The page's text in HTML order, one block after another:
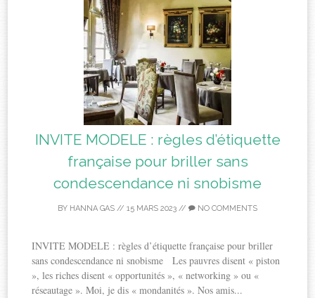
INVITE MODELE : règles d’étiquette
française pour briller sans
condescendance ni snobisme
BY HANNA GAS // 15 MARS 2023 // NO COMMENTS
INVITE MODELE : règles d’étiquette française pour briller
sans condescendance ni snobisme Les pauvres disent « piston
», les riches disent « opportunités », « networking » ou «
réseautage ». Moi, je dis « mondanités ». Nos amis...